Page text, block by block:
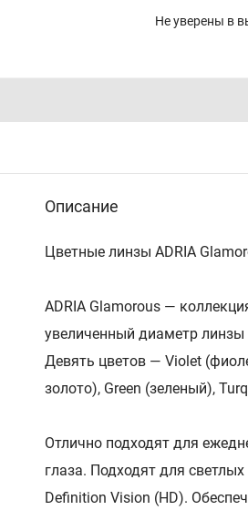
Не уверены в
Описание
Цветные линзы ADRIA
ADRIA Glamorous —
увеличенный диаметр
Девять цветов — Violet
золото), Green (зеленый),
Отлично подходят для
глаза. Подходят для
Definition Vision (HD).